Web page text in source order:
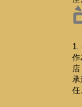
1.
作
店
承
任